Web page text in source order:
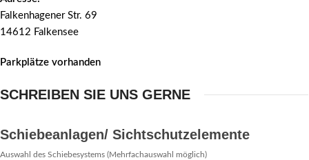
SCHREIBEN SIE UNS GERNE
Anfrage
Schiebeanlage
Schiebeanlagen/ Sichtschutzelemente
Auswahl des Schiebesystems (Mehrfachauswahl möglich)
Falkenhagener Str. 69
14612 Falkensee
Parkplätze vorhanden